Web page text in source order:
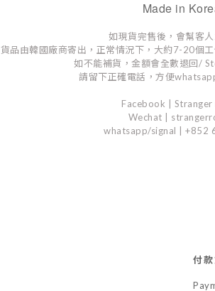
Made in
如現貨完售後，會幫客
貨品由韓國廠商寄出，正常情況下，大約7-20個
如不能補貨，金額會全數退回/
請留下正確電話，方便
Facebook | Stranger
Wechat |
whatsapp/signal | +852
付